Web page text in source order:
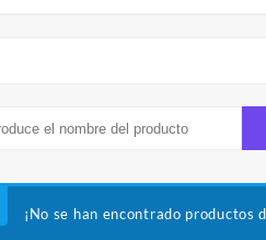
¡No se han encontrado productos